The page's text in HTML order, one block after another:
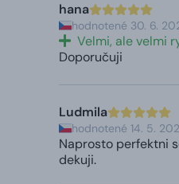
hana
hodnotené 30. 6.
Velmi, ale velmi
Doporučuji
Ludmila
hodnotené 14. 5.
Naprosto perfektni
dekuji.